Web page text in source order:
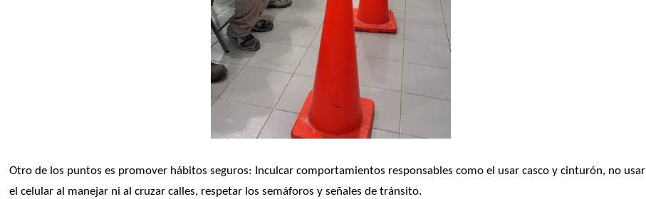
Otro de los puntos es promover hábitos seguros: Inculcar comportamientos responsables como el usar casco y cinturón, no usar
el celular al manejar ni al cruzar calles, respetar los semáforos y señales de tránsito.